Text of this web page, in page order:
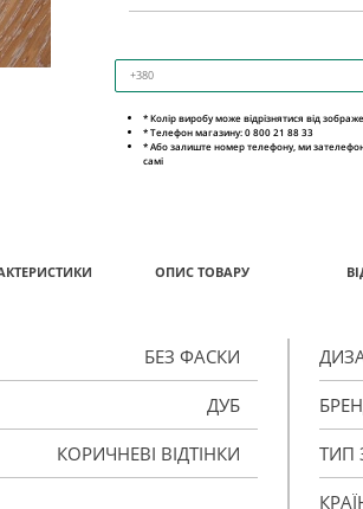
* Колір виробу може відрізнятися від
* Телефон магазину: 0 800 21 88 33
* Або залиште номер телефону, ми
самі
ОПИС ТОВАРУ
БЕЗ ФАСКИ
ДУБ
КОРИЧНЕВІ ВІДТІНКИ ТИП